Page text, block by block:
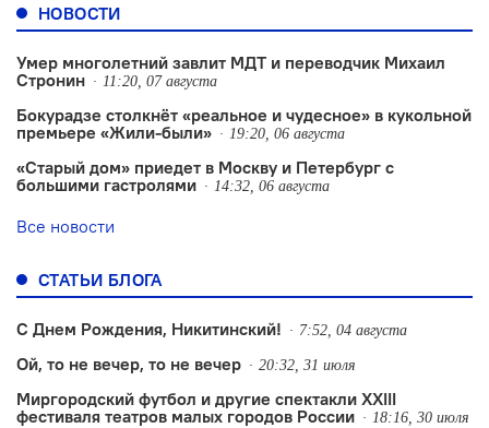
НОВОСТИ
Умер многолетний завлит МДТ и переводчик Михаил
Стронин
11:20, 07 августа
Бокурадзе столкнëт «реальное и чудесное» в кукольной
премьере «Жили-были»
19:20, 06 августа
«Старый дом» приедет в Москву и Петербург с
большими гастролями
14:32, 06 августа
Все новости
СТАТЬИ БЛОГА
С Днем Рождения, Никитинский! 7:52, 04 августа
Ой, то не вечер, то не вечер 20:32, 31 июля
Миргородский футбол и другие спектакли XXIII
фестиваля театров малых городов России
18:16, 30 июля